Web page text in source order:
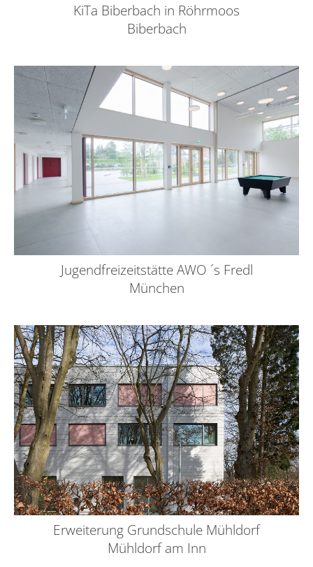
KiTa Biberbach in Röhrmoos
Biberbach
Jugendfreizeitstätte AWO ´s Fredl
München
Erweiterung Grundschule Mühldorf
Mühldorf am Inn